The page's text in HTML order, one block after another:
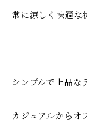
常に涼しく快適な
シンプルで上品な
カジュアルからオ